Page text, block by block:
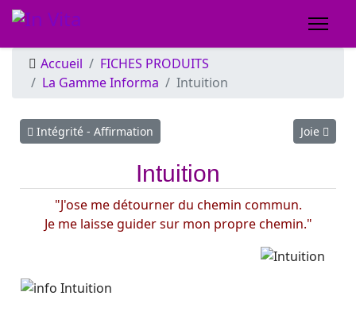
Accueil
FICHES PRODUITS
La Gamme Informa
Intuition
Article précédent : Intégrité - Affirmation
Intégrité - Affirmation Article
Joie
Intuition
"J'ose me détourner du chemin commun.
Je me laisse guider sur mon propre chemin."